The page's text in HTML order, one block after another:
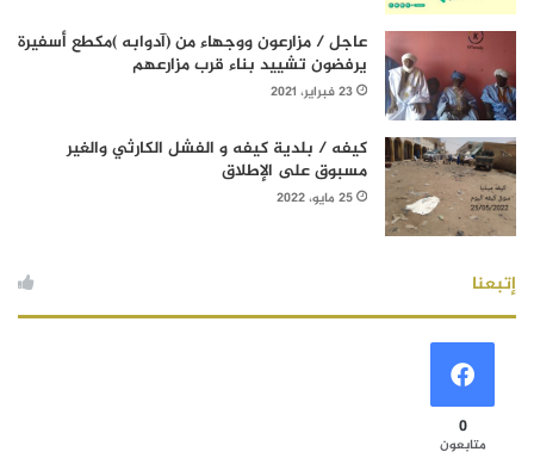
عاجل / مزارعون ووجهاء من (آدوابه )مكطع أسفيرة
يرفضون تشييد بناء قرب مزارعهم
23 فبراير، 2021
كيفه / بلدية كيفه و الفشل الكارثي والغير
مسبوق على الإطلاق
25 مايو، 2022
إتبعنا
0
متابعون